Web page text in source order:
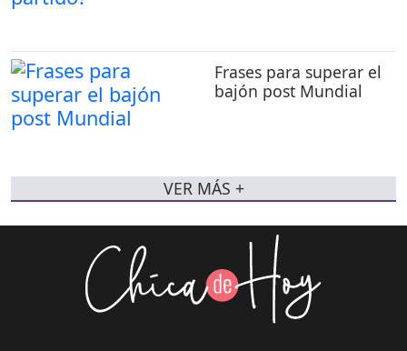
Frases para superar el
bajón post Mundial
VER MÁS +